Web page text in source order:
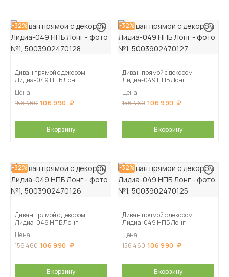
-32%
Диван прямой с декором
Лидиа-049 НПБ Лонг
Цена
156 460 106 990
В корзину
-32%
Диван прямой с декором
Лидиа-049 НПБ Лонг
Цена
156 460 106 990
В корзину
-32%
Диван прямой с декором
Лидиа-049 НПБ Лонг
Цена
156 460 106 990
В корзину
-32%
Диван прямой с декором
Лидиа-049 НПБ Лонг
Цена
156 460 106 990
В корзину